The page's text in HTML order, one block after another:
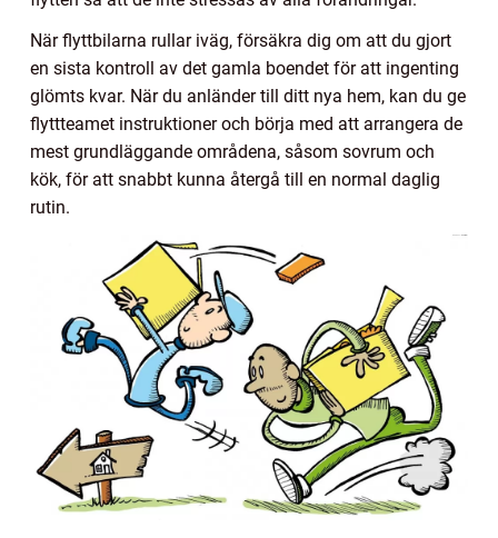
När flyttbilarna rullar iväg, försäkra dig om att du gjort
en sista kontroll av det gamla boendet för att ingenting
glömts kvar. När du anländer till ditt nya hem, kan du ge
flyttteamet instruktioner och börja med att arrangera de
mest grundläggande områdena, såsom sovrum och
kök, för att snabbt kunna återgå till en normal daglig
rutin.